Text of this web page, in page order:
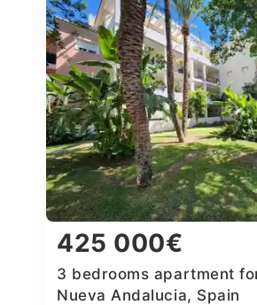
425 000€
3 bedrooms apartment
Nueva Andalucia, Spain